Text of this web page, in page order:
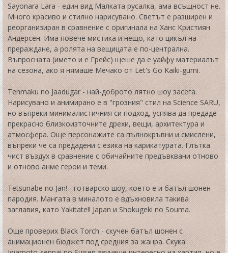
Sayonara Lara - един вид Малката русалка, ама всъщност не.
Много красиво и стилно нарисувано. Светът е разширен и
реорганизиран в сравнение с оригинала на Ханс Кристиян
Андерсен. Има повече мистика и нещо, като цикъл на
прераждане, а ролята на вещицата е по-централна.
Въпросната (името и е Грейс) щеше да е уайфу материалът
на сезона, ако я нямаше Мечако от Let's Go Kaiki-gumi.
Tenmaku no Jaadugar - най-доброто лятно шоу засега.
Нарисувано и анимирано е в "грозния" стил на Science SARU,
но въпреки минималистичния си подход, успява да предаде
прекрасно близкоизточните дрехи, вещи, архитектура и
атмосфера. Още персонажите са пълнокръвни и смислени,
въпреки че са предадени с езика на карикатурата. Глътка
чист въздух в сравнение с обичайните предъвквани отново
и отново анме герои и теми.
Tetsunabe no Jan! - готварско шоу, което е и батъл шонен
пародия. Мангата в миналото е вдъхновила такива
заглавия, като Yakitate!! Japan и Shokugeki no Souma.
Още проверих Black Torch - скучен батъл шонен с
анимационен бюджет под средния за жанра. Скука.